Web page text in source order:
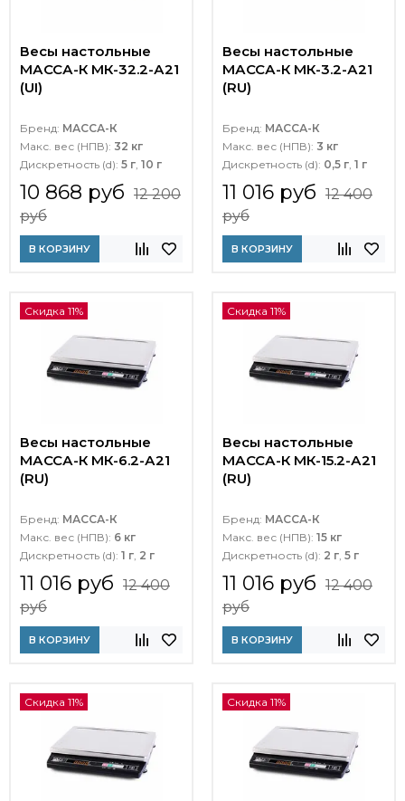
Весы настольные
МАССА-К МК-32.2-А21
(UI)
Бренд: МАССА-К
Макс. вес (НПВ): 32 кг
Дискретность (d): 5 г, 10 г
10 868 руб 12 200
руб
В КОРЗИНУ
Весы настольные
МАССА-К МК-3.2-А21
(RU)
Бренд: МАССА-К
Макс. вес (НПВ): 3 кг
Дискретность (d): 0,5 г, 1 г
11 016 руб 12 400
руб
В КОРЗИНУ
Скидка 11%
Весы настольные
МАССА-К МК-6.2-А21
(RU)
Бренд: МАССА-К
Макс. вес (НПВ): 6 кг
Дискретность (d): 1 г, 2 г
11 016 руб 12 400
руб
В КОРЗИНУ
Скидка 11%
Весы настольные
МАССА-К МК-15.2-А21
(RU)
Бренд: МАССА-К
Макс. вес (НПВ): 15 кг
Дискретность (d): 2 г, 5 г
11 016 руб 12 400
руб
В КОРЗИНУ
Скидка 11% Скидка 11%